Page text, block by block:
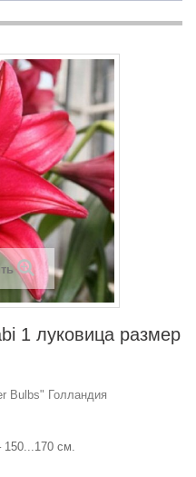
1 луковица размер
Bulbs" Голландия
150...170 см.